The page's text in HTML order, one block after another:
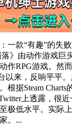
一款“有趣”的失
》由动作游戏巨头
作RPG游戏。然
以来，反响平平
根据Steam
上透露，很
极低水平。实际
。...